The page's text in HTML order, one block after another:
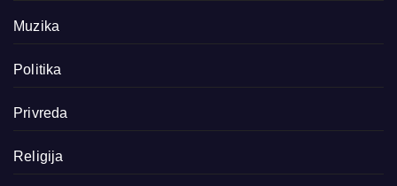
Muzika
Politika
Privreda
Religija